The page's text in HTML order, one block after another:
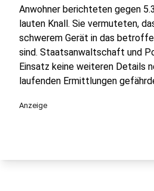
Anwohner berichteten gegen
lauten Knall. Sie vermuteten,
schwerem Gerät in das
sind. Staatsanwaltschaft und
Einsatz keine weiteren Details
laufenden Ermittlungen
Anzeige